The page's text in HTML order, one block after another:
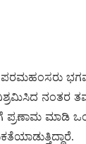
ಪರಮಹಂಸರು
ನಂತರ
ಪ್ರಣಾಮ ಮಾಡಿ